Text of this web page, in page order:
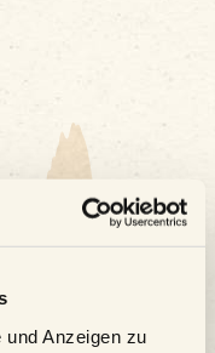
Anzeigen zu